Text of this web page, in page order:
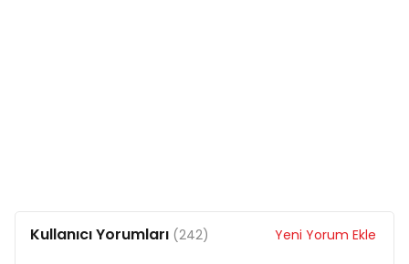
Kullanıcı Yorumları (242) Yeni Yorum Ekle